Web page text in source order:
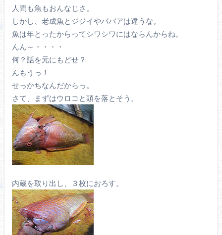
人間も魚もおんなじさ。
しかし、老成魚とジジイやババアは違うな。
魚は年とったからってシワシワにはならんからね。
んん～・・・・
何？話を元にもどせ？
んもうっ！
せっかちなんだからっ。
さて、まずはウロコと頭を落とそう。
内蔵を取り出し、３枚におろす。